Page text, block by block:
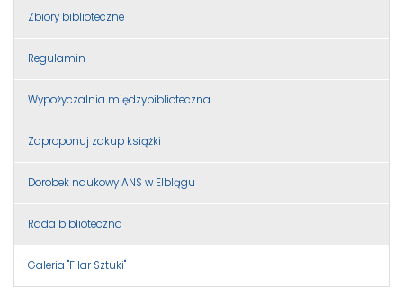
Zbiory biblioteczne
Regulamin
Wypożyczalnia międzybiblioteczna
Zaproponuj zakup książki
Dorobek naukowy ANS w Elblągu
Rada biblioteczna
Galeria "Filar Sztuki"